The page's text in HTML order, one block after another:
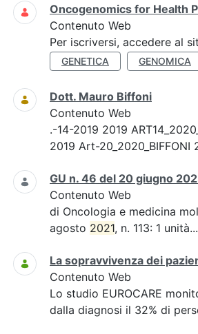
Oncogenomics for Health
Contenuto Web
Per iscriversi, accedere al
GENETICA GENOMICA
Dott. Mauro Biffoni
Contenuto Web
.-14-2019 2019
2019 Art-20_2020_BIFFONI
GU n. 46 del 20 giugno
Contenuto Web
di Oncologia e medicina
agosto 2021, n. 113: 1 unità...
La sopravvivenza dei
Contenuto Web
Lo studio EUROCARE
dalla diagnosi il 32% di